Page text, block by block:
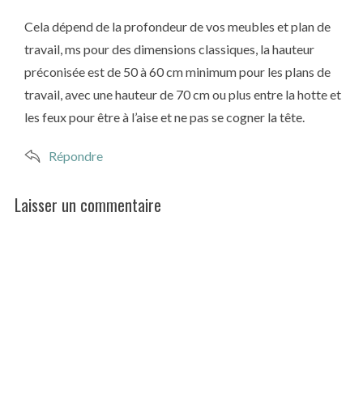
Cela dépend de la profondeur de vos meubles et plan de
travail, ms pour des dimensions classiques, la hauteur
préconisée est de 50 à 60 cm minimum pour les plans de
travail, avec une hauteur de 70 cm ou plus entre la hotte et
les feux pour être à l’aise et ne pas se cogner la tête.
Répondre
Laisser un commentaire